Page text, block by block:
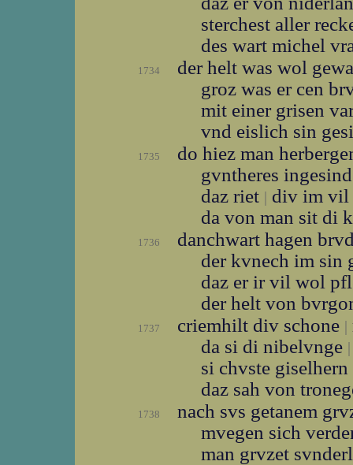
sterchest aller
des wart michel
1734
der helt was wol
groz was er cen
mit einer grisen
vnd eislich sin
1735
do hiez man
gvntheres
daz riet | div im vil
da von man sit di
1736
danchwart hagen
der kvnech im sin
daz er ir vil wol
der helt von
1737 criemhilt div schone |
da si di nibelvnge |
si chvste giselhern
daz sah von
1738
nach svs getanem
mvegen sich
man grvzet